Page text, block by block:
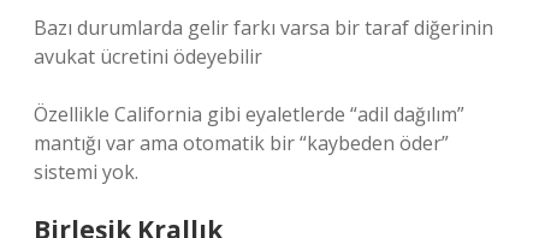
Bazı durumlarda gelir farkı varsa bir taraf diğerinin
avukat ücretini ödeyebilir
Özellikle California gibi eyaletlerde “adil dağılım”
mantığı var ama otomatik bir “kaybeden öder”
sistemi yok.
Birleşik Krallık